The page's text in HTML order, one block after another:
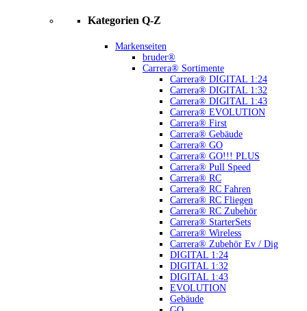
Kategorien Q-Z
Markenseiten
bruder®
Carrera® Sortimente
Carrera® DIGITAL 1:24
Carrera® DIGITAL 1:32
Carrera® DIGITAL 1:43
Carrera® EVOLUTION
Carrera® First
Carrera® Gebäude
Carrera® GO
Carrera® GO!!! PLUS
Carrera® Pull Speed
Carrera® RC
Carrera® RC Fahren
Carrera® RC Fliegen
Carrera® RC Zubehör
Carrera® StarterSets
Carrera® Wireless
Carrera® Zubehör Ev / Dig
DIGITAL 1:24
DIGITAL 1:32
DIGITAL 1:43
EVOLUTION
Gebäude